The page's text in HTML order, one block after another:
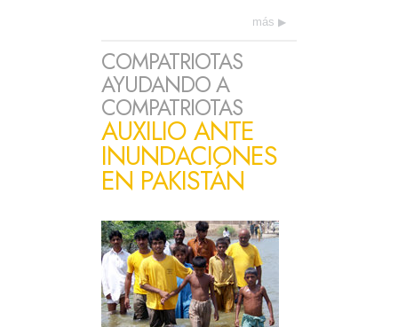
más
COMPATRIOTAS
AYUDANDO A
COMPATRIOTAS
AUXILIO ANTE
INUNDACIONES
EN PAKISTÁN